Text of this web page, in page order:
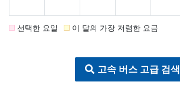
선택한 요일 이 달의 가장 저렴한 요금
고속 버스 고급 검색